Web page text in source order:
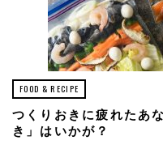
FOOD & RECIPE
つくりおきに疲れたあ
き」はいかが？